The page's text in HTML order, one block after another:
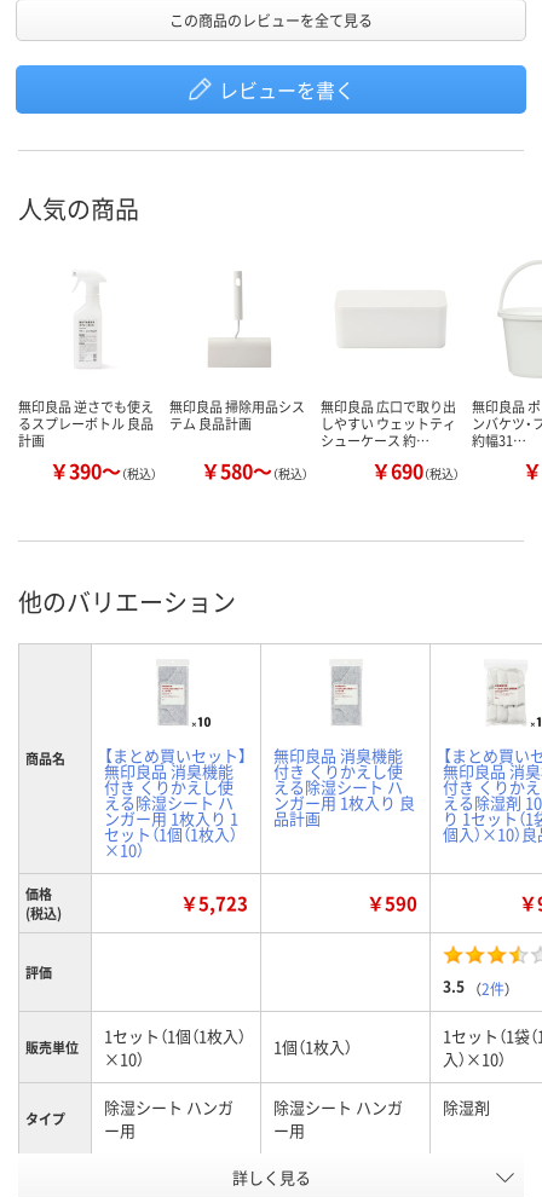
のは思っていた感じではなかったので・・・。
この商品のレビューを全て見る
レビューを書く
人気の商品
無印良品 逆さでも使え
るスプレーボトル 良品
計画
￥390～（税込）
無印良品 掃除用品シス
テム 良品計画
￥580～（税込）
無印良品 広口で取り出
しやすい ウェットティ
シューケース 約…
￥690（税込）
無印良品
ンバケツ・
約幅31…
他のバリエーション
商品名 【まとめ買いセット】
無印良品 消臭機能
付き くりかえし使
える除湿シート ハ
ンガー用 1枚入り 1
セット（1個（1枚入）
×10）
無印良品 消臭機能
付き くりかえし使
える除湿シート ハ
ンガー用 1枚入り 良
品計画
【まとめ買い
無印良品 消
付き くりか
える除湿剤
り 1セット（1
個入）×10）
価格
(税込)
￥5,723 ￥590
評価
3.5 （2件）
販売単位
1セット（1個（1枚入）
×10）
1個（1枚入）
1セット（1袋
入）×10）
タイプ
除湿シート ハンガ
ー用
除湿シート ハンガ
ー用
除湿剤
RX61067 AHE8432
詳しく見る